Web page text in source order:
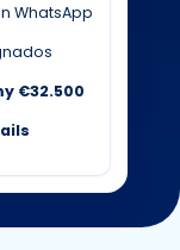
WhatsApp
€32.500